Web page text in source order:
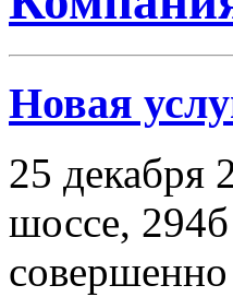
Новая
25 декабря
шоссе,